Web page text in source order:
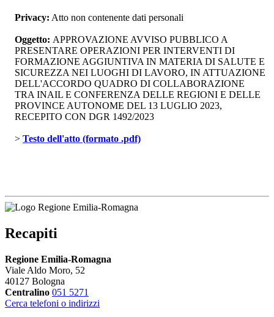
Privacy: Atto non contenente dati personali
Oggetto: APPROVAZIONE AVVISO PUBBLICO A
PRESENTARE OPERAZIONI PER INTERVENTI DI
FORMAZIONE AGGIUNTIVA IN MATERIA DI SALUTE E
SICUREZZA NEI LUOGHI DI LAVORO, IN ATTUAZIONE
DELL'ACCORDO QUADRO DI COLLABORAZIONE
TRA INAIL E CONFERENZA DELLE REGIONI E DELLE
PROVINCE AUTONOME DEL 13 LUGLIO 2023,
RECEPITO CON DGR 1492/2023
> Testo dell'atto (formato .pdf)
Recapiti
Regione Emilia-Romagna
Viale Aldo Moro, 52
40127 Bologna
Centralino 051 5271
Cerca telefoni o indirizzi